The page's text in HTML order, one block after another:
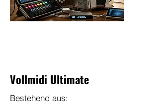
Vollmidi Ultimate
Bestehend aus: